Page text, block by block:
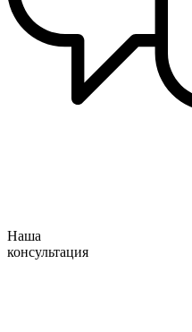
Наша
консультация